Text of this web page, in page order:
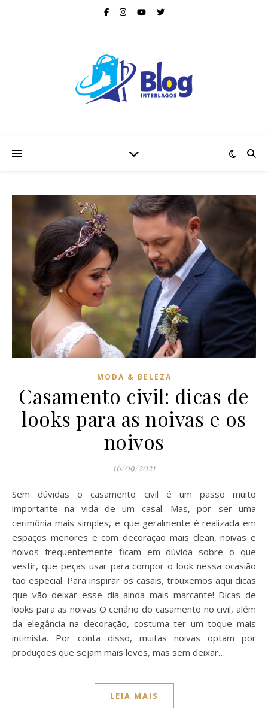
MODA & BELEZA
Casamento civil: dicas de
looks para as noivas e os
noivos
16/09/2021
Sem dúvidas o casamento civil é um passo muito
importante na vida de um casal. Mas, por ser uma
cerimônia mais simples, e que geralmente é realizada em
espaços menores e com decoração mais clean, noivas e
noivos frequentemente ficam em dúvida sobre o que
vestir, que peças usar para compor o look nessa ocasião
tão especial. Para inspirar os casais, trouxemos aqui dicas
que vão deixar esse dia ainda mais marcante! Dicas de
looks para as noivas O cenário do casamento no civil, além
da elegância na decoração, costuma ter um toque mais
intimista. Por conta disso, muitas noivas optam por
produções que sejam mais leves, mas sem deixar…
LEIA MAIS